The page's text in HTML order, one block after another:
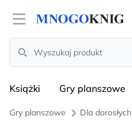
Open menu
Search
Książki Gry planszowe
Gry planszowe Dla dorosłych